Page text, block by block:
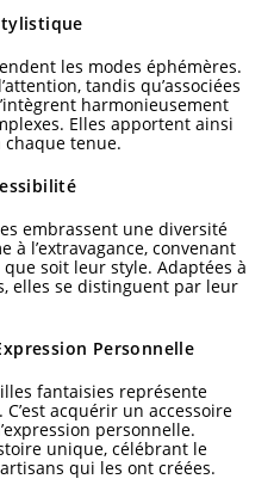
les modes éphémères.
tandis qu’associées
harmonieusement
Elles apportent ainsi
tenue.
embrassent une diversité
à l’extravagance, convenant
soit leur style. Adaptées à
elles se distinguent par leur
Personnelle
fantaisies représente
acquérir un accessoire
personnelle.
unique, célébrant le
qui les ont créées.